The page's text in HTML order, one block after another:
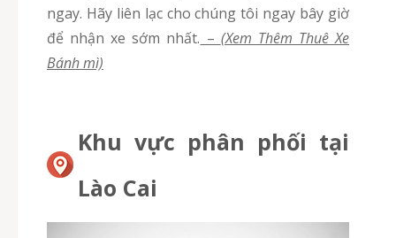
ngay. Hãy liên lạc cho chúng tôi ngay bây giờ
để nhận xe sớm nhất. – (Xem Thêm Thuê Xe
Bánh mì)
Khu vực phân phối tại
Lào Cai